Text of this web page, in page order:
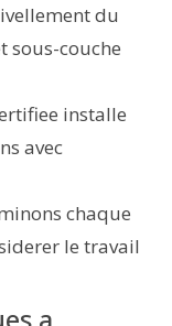
du
sous-couche
installe
avec
chaque
le travail
a